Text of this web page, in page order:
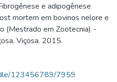
e adipogênese
mortem em bovinos nelore e
(Mestrado em Zootecnia) -
Viçosa. 2015.
123456789/7959